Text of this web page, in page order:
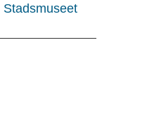
Stadsmuseet